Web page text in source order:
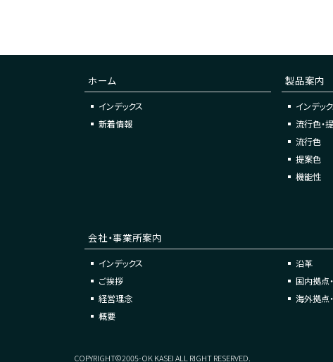
ホーム 製品案内
インデックス
新着情報
インデッ
流行色・
流行色
提案色
機能性
会社・事業所案内
インデックス
ご挨拶
経営理念
概要
沿革
国内拠点
海外拠点
COPYRIGHT©2005-OK KASEI ALL RIGHT RESERVED.